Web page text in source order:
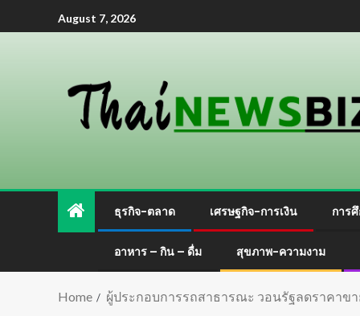
August 7, 2026
ธุรกิจ-ตลาด เศรษฐกิจ-การเงิน การ
อาหาร – กิน – ดื่ม สุขภาพ-ความงาม
Home ผู้ประกอบการรถสาธารณะ วอนรัฐลดราคาข